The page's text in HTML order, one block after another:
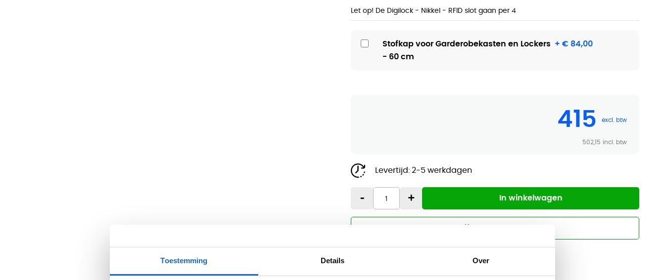
Toestemming Details Over
Let op! De Digilock - Nikkel - RFID slot gaan per 4
Stofkap voor Garderobekasten en Lockers
- 60 cm
+ € 84,00
415
502,15
Levertijd: 2-5 werkdagen
- + In winkelwagen